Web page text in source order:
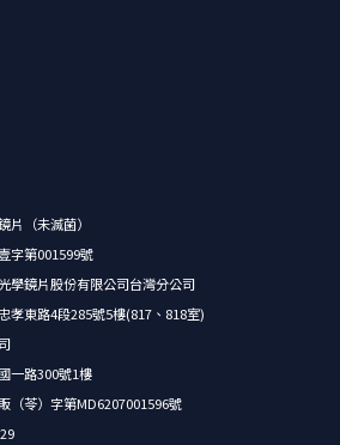
（未滅菌）
字第001599號
學鏡片股份有限公司台灣分公司
孝東路4段285號5樓(817、818室)
一路300號1樓
（苓）字第MD6207001596號